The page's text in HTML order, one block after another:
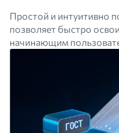
Простой и интуитивно
позволяет быстро
начинающим